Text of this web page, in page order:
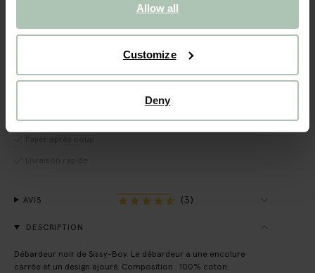
Allow all
Customize
Deny
AJOUTER AU PANIER
VOIR LE STOCK EN MAGASIN
Livraison gratuite en magasin
AVIS (3)
DESCRIPTION
Débardeur noir de Sissy-Boy. Le débardeur a une encolure
carrée et un design ajouré. Composition : 100% coton.